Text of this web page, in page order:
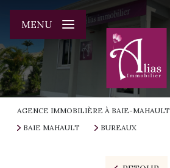
MENU
AGENCE IMMOBILIÈRE À BAIE-MAHAULT
BAIE MAHAULT
BUREAUX